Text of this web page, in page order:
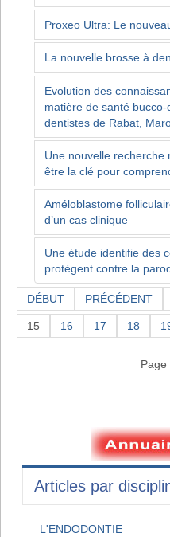
Proxeo Ultra: Le
La nouvelle brosse à
Evolution des
matière de santé
dentistes de Rabat,
Une nouvelle recherche
être la clé pour
Améloblastome
d’un cas clinique
Une étude identifie des
protègent contre la
DÉBUT PRÉCÉDENT
15 16 17 18
Page
Articles par
L'ENDODONTIE